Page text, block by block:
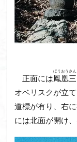
正面には鳳凰
ほうおうさ
オベリスクが立て
道標が有り、右
には北面が開け
和製マチュビチュ
台東区
大
南部町
南
大仁田山
奥武蔵
奥
奥久慈
奥
太田部
太田
大峰山脈北部